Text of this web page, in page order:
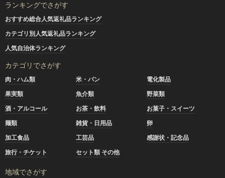
ランキングでさがす
おすすめ総合人気返礼品ランキング
カテゴリ別人気返礼品ランキング
人気自治体ランキング
カテゴリでさがす
肉・ハム類 米・パン
電化製品
果実類
魚介類
野菜類
酒・アルコール
お茶・飲料
お菓子・スイーツ
麺類
雑貨・日用品
卵
加工食品
工芸品
感謝状・記念品
旅行・チケット
セット類 その他
地域でさがす